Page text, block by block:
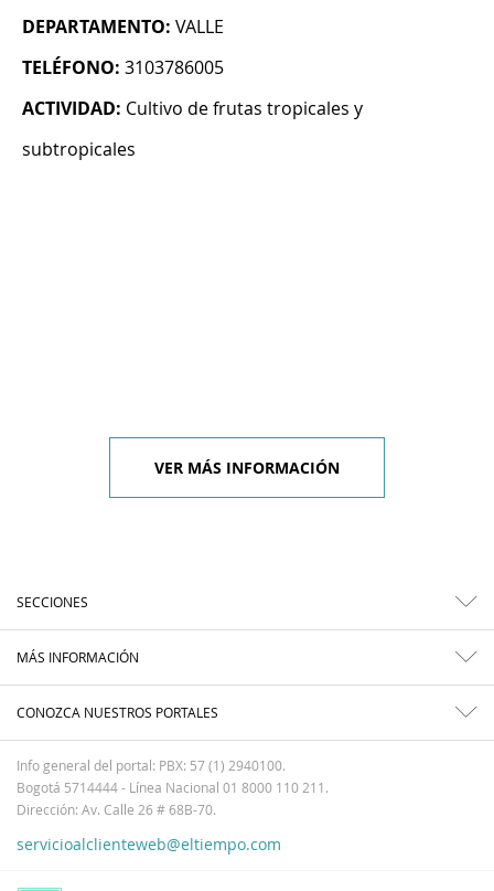
DEPARTAMENTO: VALLE
TELÉFONO: 3103786005
ACTIVIDAD: Cultivo de frutas tropicales y
subtropicales
VER MÁS INFORMACIÓN
SECCIONES
MÁS INFORMACIÓN
CONOZCA NUESTROS PORTALES
Info general del portal: PBX: 57 (1) 2940100.
Bogotá 5714444 - Línea Nacional 01 8000 110 211.
Dirección: Av. Calle 26 # 68B-70.
servicioalclienteweb@eltiempo.com